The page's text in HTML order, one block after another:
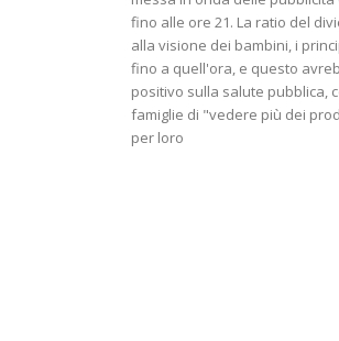
fino alle ore 21. La ratio del
alla visione dei bambini, i
fino a quell'ora, e questo
positivo sulla salute pubblica,
famiglie di "vedere più dei
per loro